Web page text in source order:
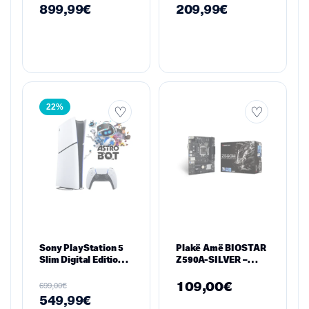
512GB NVMe
899,99€ 209,99€
22%
Sony PlayStation 5
Slim Digital Edition
BOT Bundle
699,00€
549,99€
Plakë Amë BIOSTAR
Z590A-SILVER –
Z590, DDR4, PCIe 4.0
109,00€